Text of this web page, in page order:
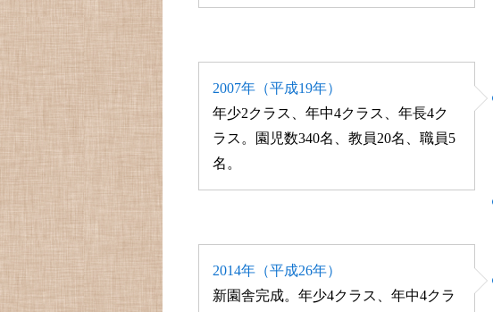
2007年（平成19年）
年少2クラス、年中4クラス、年長4ク
ラス。園児数340名、教員20名、職員5
名。
2014年（平成26年）
新園舎完成。年少4クラス、年中4クラ